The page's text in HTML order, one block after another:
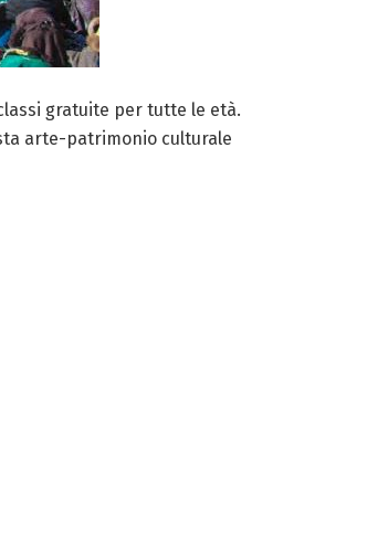
gratuite per tutte le età.
arte-patrimonio culturale